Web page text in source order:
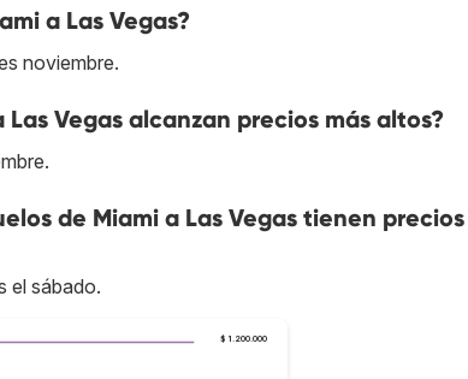
a Las Vegas?
noviembre.
Vegas alcanzan precios más altos?
de Miami a Las Vegas tienen
el sábado.
$ 1.200.000